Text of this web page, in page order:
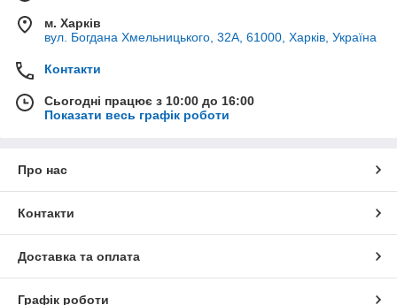
м. Харків
вул. Богдана Хмельницького, 32А, 61000, Харків, Україна
Контакти
Сьогодні працює з 10:00 до 16:00
Показати весь графік роботи
Про нас
Контакти
Доставка та оплата
Графік роботи